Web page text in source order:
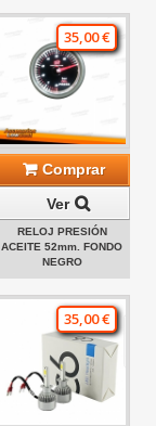
35,00 €
Comprar
Ver
RELOJ PRESIÓN
ACEITE 52mm. FONDO
NEGRO
35,00 €